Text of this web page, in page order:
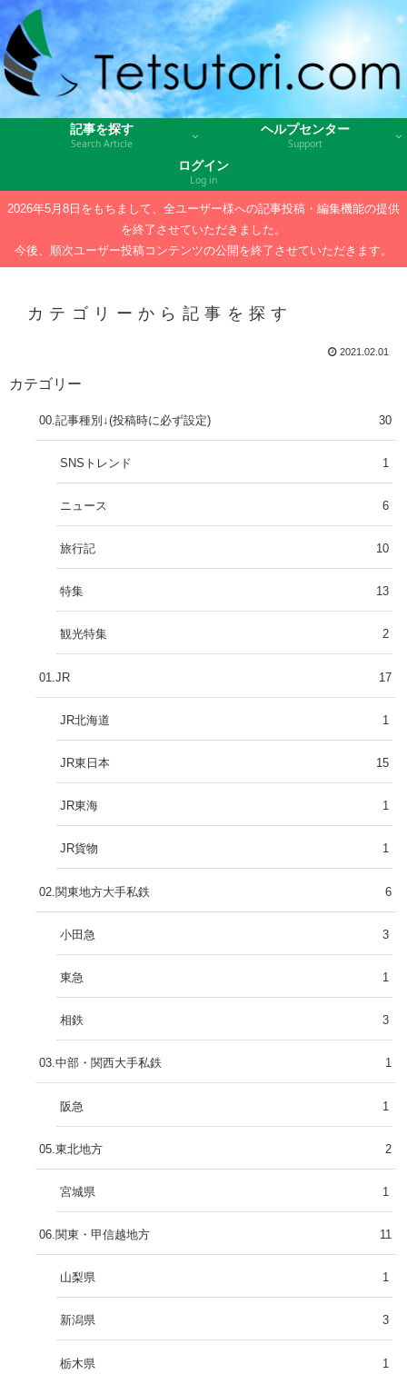
記事を探す
Search Article
ヘルプセンター
Support
ログイン
Log in
2026年5月8日をもちまして、全ユーザー様への記事投稿・編集機能の提供
を終了させていただきました。
今後、順次ユーザー投稿コンテンツの公開を終了させていただきます。
カテゴリーから記事を探す
2021.02.01
カテゴリー
00.記事種別↓(投稿時に必ず設定) 30
SNSトレンド 1
ニュース 6
旅行記 10
特集 13
観光特集 2
01.JR 17
JR北海道 1
JR東日本 15
JR東海 1
JR貨物 1
02.関東地方大手私鉄 6
小田急 3
東急 1
相鉄 3
03.中部・関西大手私鉄 1
阪急 1
05.東北地方 2
宮城県 1
06.関東・甲信越地方 11
山梨県 1
新潟県 3
栃木県 1